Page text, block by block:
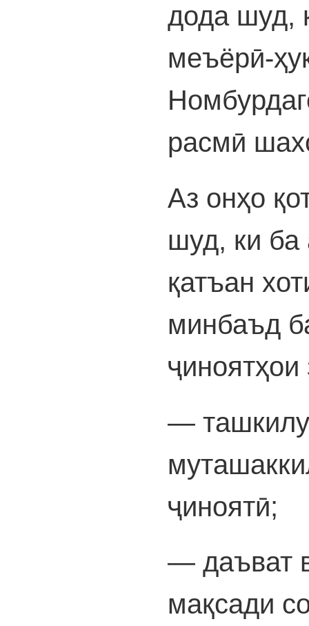
дода шуд,
меъёрӣ-
расмӣ
Аз онҳо
шуд, ки ба
қатъан
минбаъд
— ташкилу
ҷиноятӣ;
— даъват
мақсади